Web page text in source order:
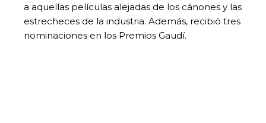
a aquellas películas alejadas de los cánones y las
estrecheces de la industria. Además, recibió tres
nominaciones en los Premios Gaudí.